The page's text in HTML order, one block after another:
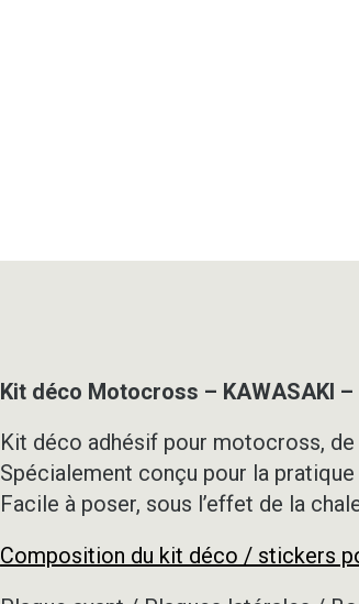
Kit déco Motocross – KAWASAKI –
Kit déco adhésif pour motocross, de
Spécialement conçu pour la
Facile à poser, sous l’effet de la
Composition du kit déco / stickers